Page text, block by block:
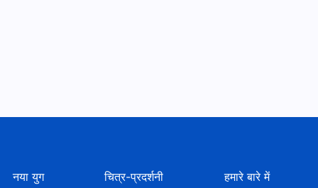
नया युग चित्र-प्रदर्शनी हमारे बारे में